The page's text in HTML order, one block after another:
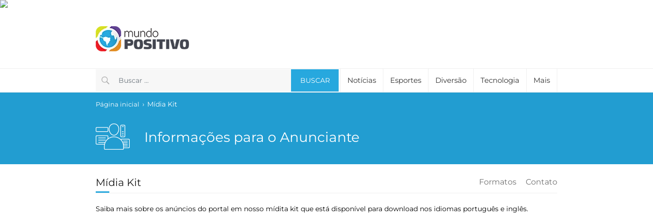
BUSCAR Notícias Esportes Diversão Tecnologia Mais
Página inicial › Mídia Kit
Informações para o Anunciante
Mídia Kit Formatos Contato
Saiba mais sobre os anúncios do portal em nosso mídita kit que está disponível para download nos idiomas português e inglês.